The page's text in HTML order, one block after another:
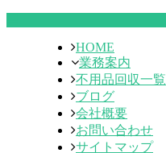
HOME
業務案内
不用品回収一覧
ブログ
会社概要
お問い合わせ
サイトマップ